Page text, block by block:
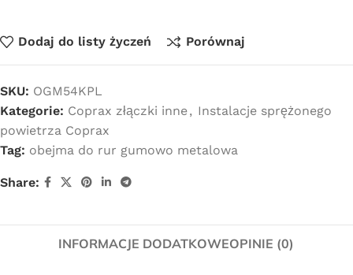
Dodaj do listy życzeń Porównaj
SKU: OGM54KPL
Kategorie: Coprax złączki inne, Instalacje sprężonego
powietrza Coprax
Tag: obejma do rur gumowo metalowa
Share:
INFORMACJE DODATKOWEOPINIE (0)